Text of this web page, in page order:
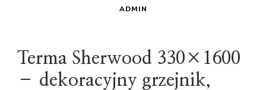
ADMIN
Terma Sherwood 330×1600
– dekoracyjny grzejnik,